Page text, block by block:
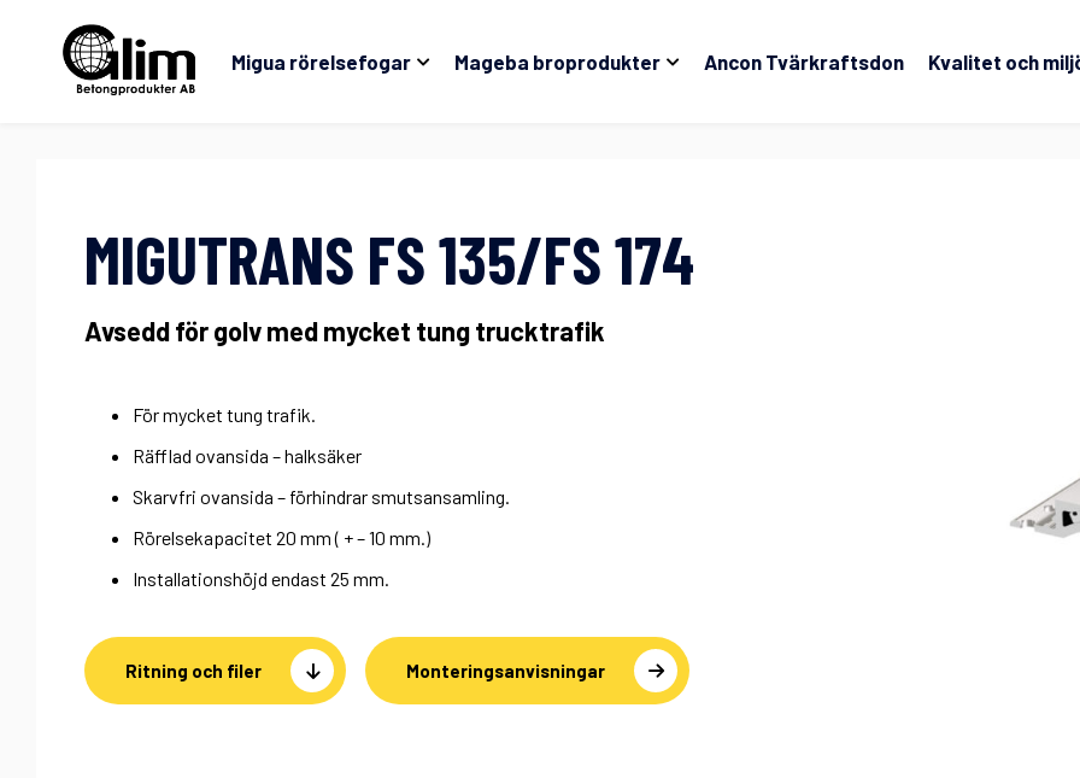
Migua rörelsefogar Mageba broprodukter Ancon Tvärkraftsdon Kvalitet och
MIGUTRANS FS 135/FS 174
Avsedd för golv med mycket tung trucktrafik
För mycket tung trafik.
Räfflad ovansida – halksäker
Skarvfri ovansida – förhindrar smutsansamling.
Rörelsekapacitet 20 mm ( + – 10 mm.)
Installationshöjd endast 25 mm.
Ritning och filer Monteringsanvisningar